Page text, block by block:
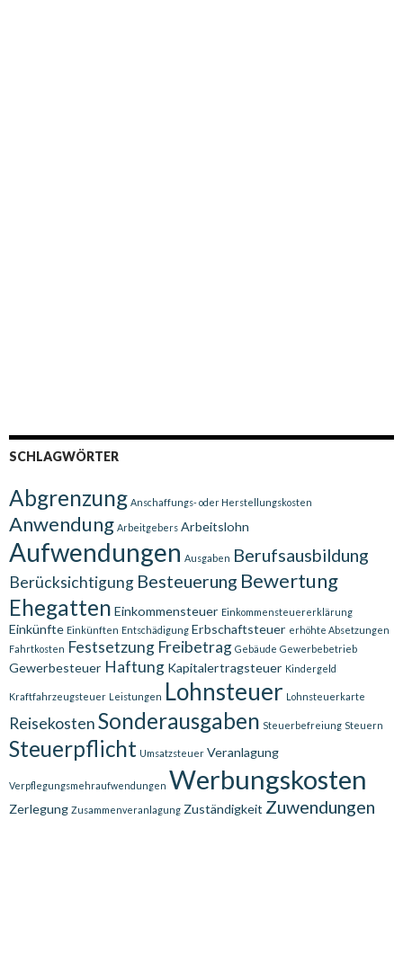
SCHLAGWÖRTER
Abgrenzung Anschaffungs- oder Herstellungskosten
Anwendung Arbeitgebers Arbeitslohn
Aufwendungen Ausgaben Berufsausbildung
Berücksichtigung Besteuerung Bewertung
Ehegatten Einkommensteuer Einkommensteuererklärung
Einkünfte Einkünften Entschädigung Erbschaftsteuer erhöhte Absetzungen
Fahrtkosten Festsetzung Freibetrag Gebäude Gewerbebetrieb
Gewerbesteuer Haftung Kapitalertragsteuer Kindergeld
Kraftfahrzeugsteuer Leistungen Lohnsteuer Lohnsteuerkarte
ReisekostenSonderausgaben Steuerbefreiung Steuern
Steuerpflicht Umsatzsteuer Veranlagung
Verpflegungsmehraufwendungen Werbungskosten
Zerlegung Zusammenveranlagung Zuständigkeit Zuwendungen